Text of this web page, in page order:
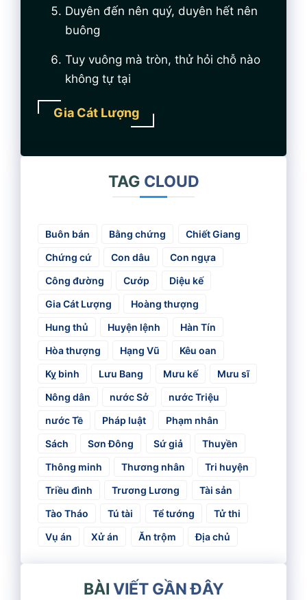
Duyên đến nên quý, duyên hết nên
buông
Tuy vuông mà tròn, thử hỏi chỗ nào
không tự tại
Gia Cát Lượng
TAG CLOUD
Buôn bán Bằng chứng
Chiết Giang
Chứng cứ
Con dâu
Con ngựa
Công đường
Cướp
Diệu kế
Gia Cát Lượng
Hoàng thượng
Hung thủ
Huyện lệnh
Hàn Tín
Hòa thượng
Hạng Vũ
Kêu oan
Kỵ binh
Lưu Bang Mưu kế
Mưu sĩ
Nông dân
nước Sở
nước Triệu
nước Tề
Pháp luật
Phạm nhân
Sách
Sơn Đông Sứ giả
Thuyền
Thông minh
Thương nhân
Tri huyện
Triều đình
Trương Lương
Tài sản
Tào Tháo
Tú tài Tể tướng
Tử thi
Vụ án
Xử án Ăn trộm Địa chủ
BÀI VIẾT GẦN ĐÂY